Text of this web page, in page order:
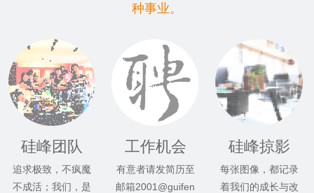
种事业。
硅峰团队
追求极致，不疯魔
不成活；我们，是
工作机会
有意者请发简历至
邮箱2001@guifen
硅峰掠影
每张图像，都记录
着我们的成长与改